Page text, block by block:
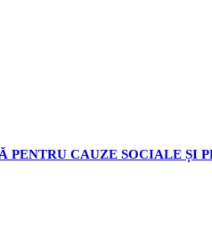
PENTRU CAUZE SOCIALE ȘI